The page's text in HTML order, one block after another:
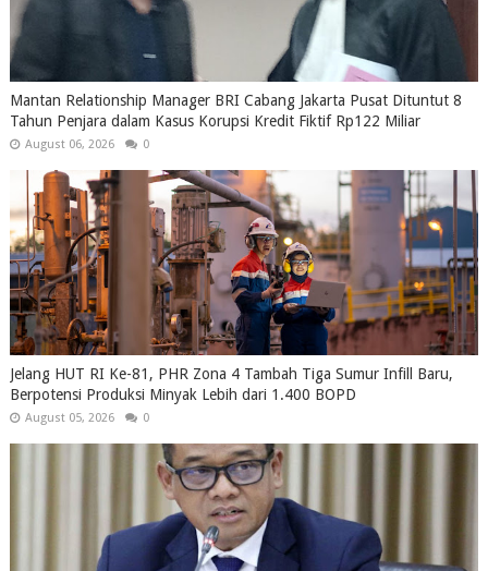
Mantan Relationship Manager BRI Cabang Jakarta Pusat Dituntut 8
Tahun Penjara dalam Kasus Korupsi Kredit Fiktif Rp122 Miliar
August 06, 2026 0
Jelang HUT RI Ke-81, PHR Zona 4 Tambah Tiga Sumur Infill Baru,
Berpotensi Produksi Minyak Lebih dari 1.400 BOPD
August 05, 2026 0